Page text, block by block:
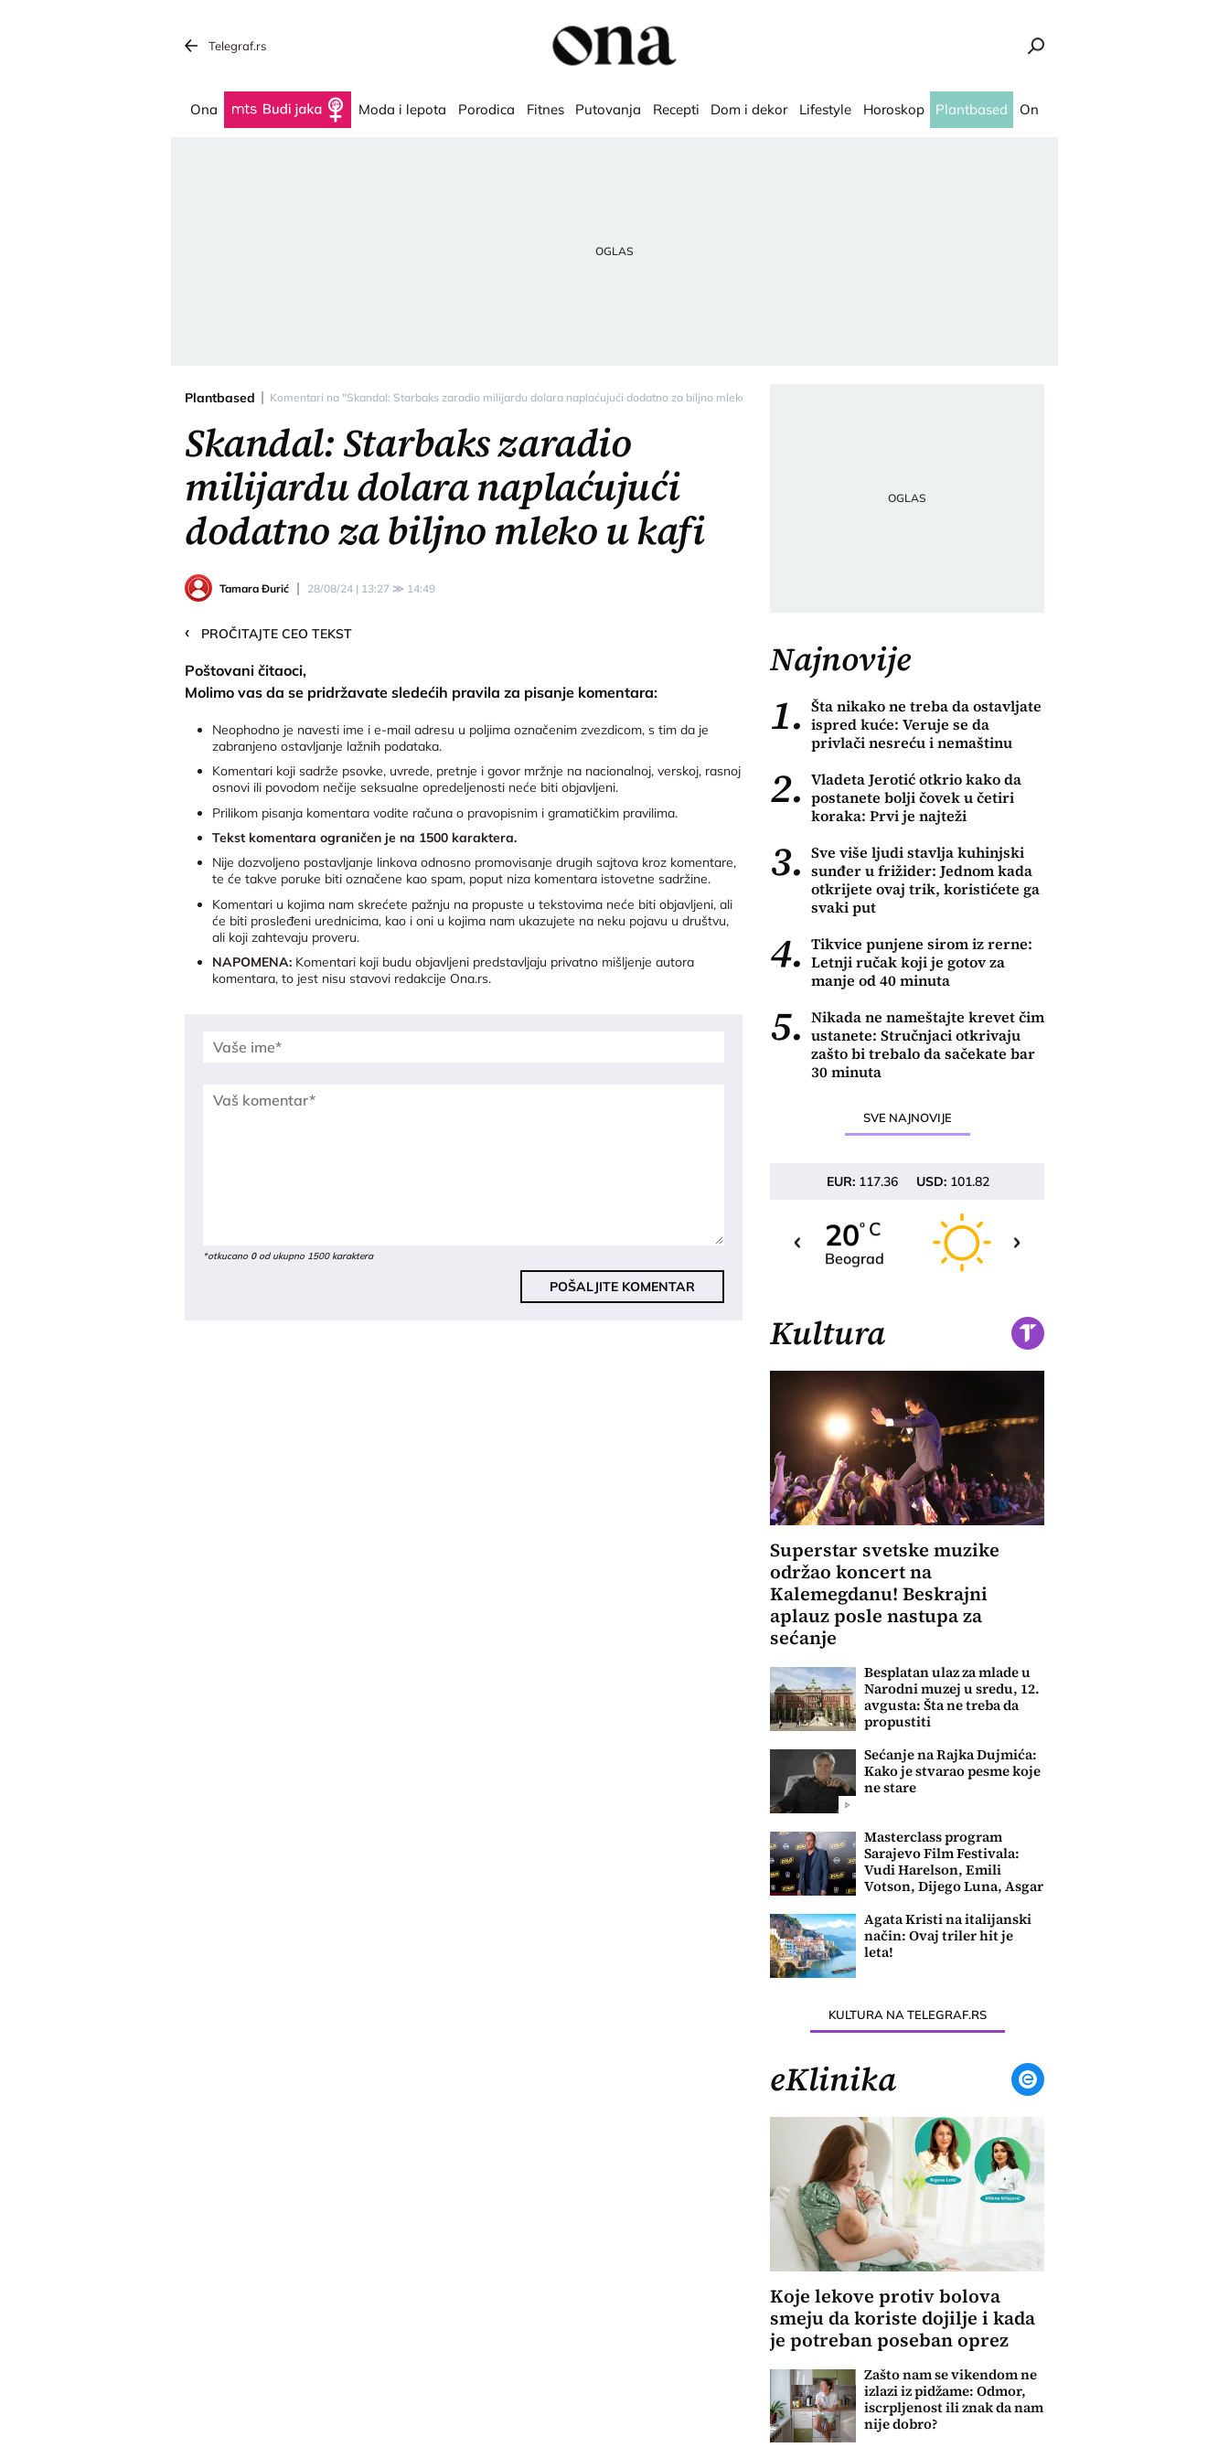
Telegraf.rs
Ona Budi jaka Moda i lepota Porodica Fitnes Putovanja Recepti Dom i dekor Lifestyle Horoskop Plantbased On
Plantbased Komentari na "Skandal: Starbaks zaradio milijardu dolara naplaćujući dodatno za biljno mleko u kafi" - Ona.rs
Skandal: Starbaks zaradio
milijardu dolara naplaćujući
dodatno za biljno mleko u kafi
Tamara Đurić 28/08/24 | 13:27 ≫ 14:49
‹ PROČITAJTE CEO TEKST
Poštovani čitaoci,
Molimo vas da se pridržavate sledećih pravila za pisanje komentara:
Neophodno je navesti ime i e-mail adresu u poljima označenim zvezdicom, s tim da je
zabranjeno ostavljanje lažnih podataka.
Komentari koji sadrže psovke, uvrede, pretnje i govor mržnje na nacionalnoj, verskoj, rasnoj
osnovi ili povodom nečije seksualne opredeljenosti neće biti objavljeni.
Prilikom pisanja komentara vodite računa o pravopisnim i gramatičkim pravilima.
Tekst komentara ograničen je na 1500 karaktera.
Nije dozvoljeno postavljanje linkova odnosno promovisanje drugih sajtova kroz komentare,
te će takve poruke biti označene kao spam, poput niza komentara istovetne sadržine.
Komentari u kojima nam skrećete pažnju na propuste u tekstovima neće biti objavljeni, ali
će biti prosleđeni urednicima, kao i oni u kojima nam ukazujete na neku pojavu u društvu,
ali koji zahtevaju proveru.
NAPOMENA: Komentari koji budu objavljeni predstavljaju privatno mišljenje autora
komentara, to jest nisu stavovi redakcije Ona.rs.
*otkucano 0od ukupno 1500 karaktera
POŠALJITE KOMENTAR
Najnovije
1. Šta nikako ne treba da ostavljate
ispred kuće: Veruje se da
privlači nesreću i nemaštinu
2. Vladeta Jerotić otkrio kako da
postanete bolji čovek u četiri
koraka: Prvi je najteži
3. Sve više ljudi stavlja kuhinjski
sunđer u frižider: Jednom kada
otkrijete ovaj trik, koristićete ga
svaki put
4. Tikvice punjene sirom iz rerne:
Letnji ručak koji je gotov za
manje od 40 minuta
5. Nikada ne nameštajte krevet čim
ustanete: Stručnjaci otkrivaju
zašto bi trebalo da sačekate bar
30 minuta
SVE NAJNOVIJE
EUR: 117.36 USD: 101.82
20o C
Beograd
Kultura
Superstar svetske muzike
održao koncert na
Kalemegdanu! Beskrajni
aplauz posle nastupa za
sećanje
Besplatan ulaz za mlade u
Narodni muzej u sredu, 12.
avgusta: Šta ne treba da
propustiti
Sećanje na Rajka Dujmića:
Kako je stvarao pesme koje
ne stare
Masterclass program
Sarajevo Film Festivala:
Vudi Harelson, Emili
Votson, Dijego Luna, Asgar
Agata Kristi na italijanski
način: Ovaj triler hit je
leta!
KULTURA NA TELEGRAF.RS
eKlinika
Koje lekove protiv bolova
smeju da koriste dojilje i kada
je potreban poseban oprez
Zašto nam se vikendom ne
izlazi iz pidžame: Odmor,
iscrpljenost ili znak da nam
nije dobro?